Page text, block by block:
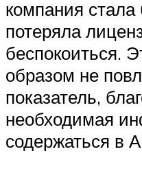
компания стала
потеряла
беспокоиться.
образом не
показатель,
необходимая
содержаться в